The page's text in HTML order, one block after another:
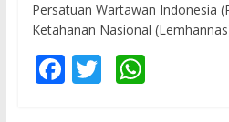
Persatuan Wartawan Indonesia
Ketahanan Nasional
F T W